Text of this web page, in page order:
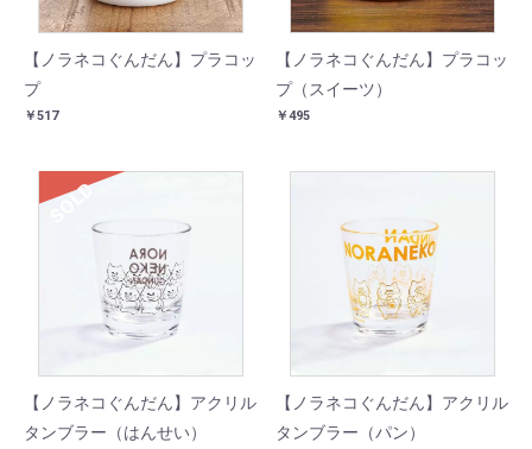
【ノラネコぐんだん】プラコッ
プ
￥517
【ノラネコぐんだん】プラコッ
プ（スイーツ）
￥495
SOLD
【ノラネコぐんだん】アクリル
タンブラー（はんせい）
【ノラネコぐんだん】アクリル
タンブラー（パン）